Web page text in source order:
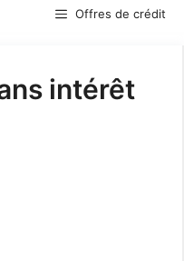
Offres de crédit
intérêt